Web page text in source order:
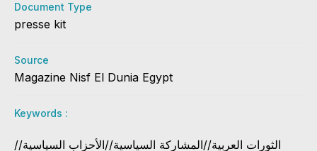
Document Type
presse kit
Source
Magazine Nisf El Dunia Egypt
Keywords :
الثورات العربية//المشاركة السياسية//الأحزاب السياسية//